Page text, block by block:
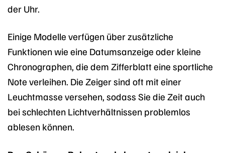
der Uhr.
Einige Modelle verfügen über zusätzliche
Funktionen wie eine Datumsanzeige oder kleine
Chronographen, die dem Zifferblatt eine sportliche
Note verleihen. Die Zeiger sind oft mit einer
Leuchtmasse versehen, sodass Sie die Zeit auch
bei schlechten Lichtverhältnissen problemlos
ablesen können.